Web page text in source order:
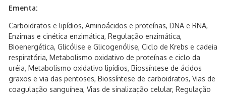
Ementa:
Carboidratos e lipídios, Aminoácidos e proteínas, DNA e RNA,
Enzimas e cinética enzimática, Regulação enzimática,
Bioenergética, Glicólise e Glicogenólise, Ciclo de Krebs e cadeia
respiratória, Metabolismo oxidativo de proteínas e ciclo da
uréia, Metabolismo oxidativo lipídios, Biossíntese de ácidos
graxos e via das pentoses, Biossíntese de carboidratos, Vias de
coagulação sanguínea, Vias de sinalização celular, Regulação